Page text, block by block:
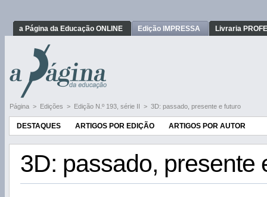
a Página da Educação ONLINE Edição IMPRESSA Livraria
Página > Edições > Edição N.º 193, série II > 3D: passado, presente e futuro
DESTAQUES ARTIGOS POR EDIÇÃO ARTIGOS POR AUTOR
3D: passado, presente